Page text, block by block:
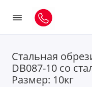
Стальная
DB087-10 со
Размер: 10кг